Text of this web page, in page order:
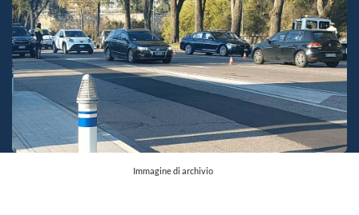
Immagine di archivio